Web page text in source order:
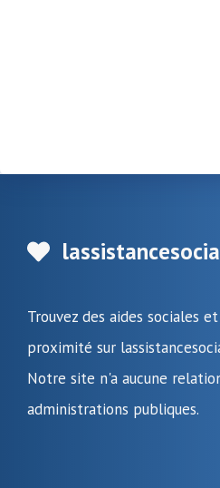
Trouvez des aides sociales
proximité sur
Notre site n'a aucune
administrations publiques.